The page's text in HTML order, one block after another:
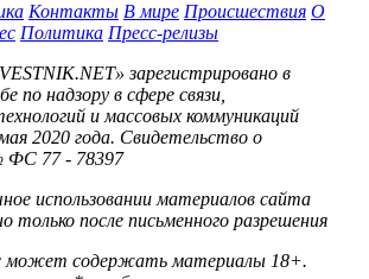
Контакты В мире Происшествия О
Политика Пресс-релизы
зарегистрировано в
по надзору в сфере связи,
и массовых коммуникаций
2020 года. Свидетельство о
ФС 77 - 78397
использовании материалов сайта
только после письменного разрешения
может содержать материалы 18+.